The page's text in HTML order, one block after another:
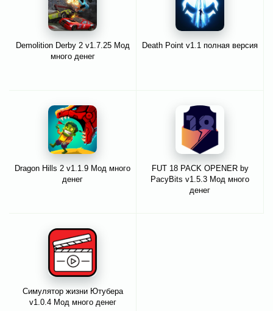
Demolition Derby 2 v1.7.25 Мод
много денег
Death Point v1.1 полная версия
Dragon Hills 2 v1.1.9 Мод много
денег
FUT 18 PACK OPENER by
PacyBits v1.5.3 Мод много
денег
Симулятор жизни Ютубера
v1.0.4 Мод много денег